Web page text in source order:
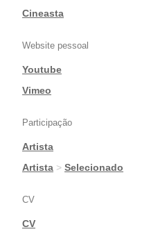
|Cineasta
Website pessoal
Youtube
|Vimeo
Participação
Artista
|Artista > Selecionado
CV
CV